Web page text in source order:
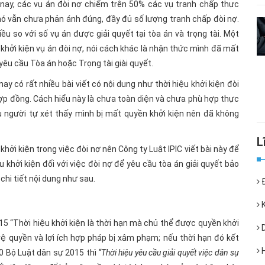
các vụ án đòi nợ chiếm trên 50% các vụ tranh chấp thực
vẫn chưa phản ánh đúng, đầy đủ số lượng tranh chấp đòi nợ.
so với số vụ án được giải quyết tại tòa án và trọng tài. Một
kiện vụ án đòi nợ, nói cách khác là nhận thức mình đã mất
cầu Tòa án hoặc Trọng tài giài quyết.
có rất nhiều bài viết có nội dung như thời hiệu khởi kiện đòi
đồng. Cách hiểu này là chưa toàn diện và chưa phù hợp thực
tự xét thấy mình bị mất quyền khởi kiện nên đã không
kiện trong việc đòi nợ nên Công ty Luật IPIC viết bài này để
khởi kiện đối với việc đòi nợ để yêu cầu tòa án giải quyết bảo
tiết nội dung như sau.
“Thời hiệu khởi kiện là thời hạn mà chủ thể được quyền khởi
quyền và lợi ích hợp pháp bị xâm phạm; nếu thời hạn đó kết
Bộ Luật dân sự 2015 thì “Thời hiệu yêu cầu giải quyết việc dân sự